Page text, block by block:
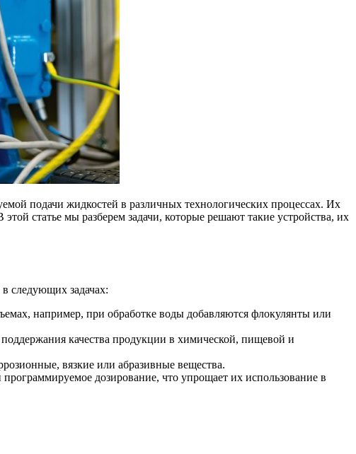
подачи жидкостей в различных технологических процессах. Их
статье мы разберем задачи, которые решают такие устройства, их
следующих задачах:
например, при обработке воды добавляются флокулянты или
качества продукции в химической, пищевой и
вязкие или абразивные вещества.
дозирование, что упрощает их использование в